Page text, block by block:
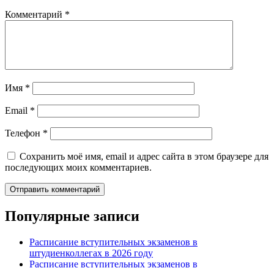
Комментарий *
Имя *
Email *
Телефон *
Сохранить моё имя, email и адрес сайта в этом браузере для
последующих моих комментариев.
Популярные записи
Расписание вступительных экзаменов в
штудиенколлегах в 2026 году
Расписание вступительных экзаменов в